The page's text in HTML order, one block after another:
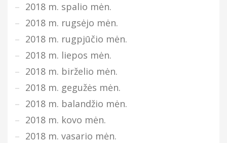
2018 m. spalio mėn.
2018 m. rugsėjo mėn.
2018 m. rugpjūčio mėn.
2018 m. liepos mėn.
2018 m. birželio mėn.
2018 m. gegužės mėn.
2018 m. balandžio mėn.
2018 m. kovo mėn.
2018 m. vasario mėn.